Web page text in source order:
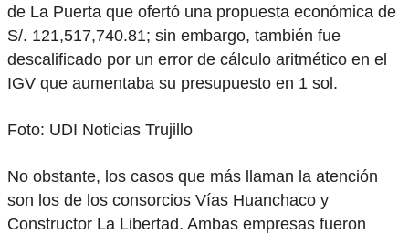
de La Puerta que ofertó una propuesta económica de
S/. 121,517,740.81; sin embargo, también fue
descalificado por un error de cálculo aritmético en el
IGV que aumentaba su presupuesto en 1 sol.
Foto: UDI Noticias Trujillo
No obstante, los casos que más llaman la atención
son los de los consorcios Vías Huanchaco y
Constructor La Libertad. Ambas empresas fueron